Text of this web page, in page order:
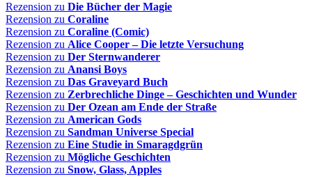
Rezension zu Die Bücher der Magie
Rezension zu Coraline
Rezension zu Coraline (Comic)
Rezension zu Alice Cooper – Die letzte Versuchung
Rezension zu Der Sternwanderer
Rezension zu Anansi Boys
Rezension zu Das Graveyard Buch
Rezension zu Zerbrechliche Dinge – Geschichten und Wunder
Rezension zu Der Ozean am Ende der Straße
Rezension zu American Gods
Rezension zu Sandman Universe Special
Rezension zu Eine Studie in Smaragdgrün
Rezension zu Mögliche Geschichten
Rezension zu Snow, Glass, Apples